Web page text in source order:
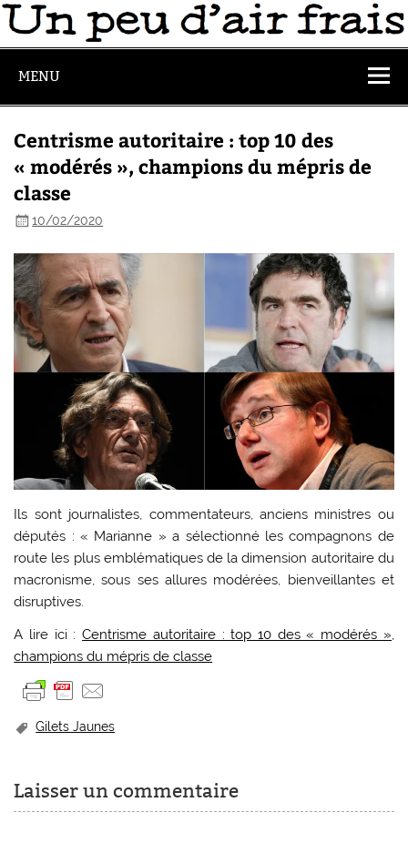
MENU
Centrisme autoritaire : top 10 des
« modérés », champions du mépris de
classe
10/02/2020
Ils sont journalistes, commentateurs, anciens ministres ou
députés : « Marianne » a sélectionné les compagnons de
route les plus emblématiques de la dimension autoritaire du
macronisme, sous ses allures modérées, bienveillantes et
disruptives.
A lire ici :Centrisme autoritaire : top 10 des « modérés »,
champions du mépris de classe
Gilets Jaunes
Laisser un commentaire